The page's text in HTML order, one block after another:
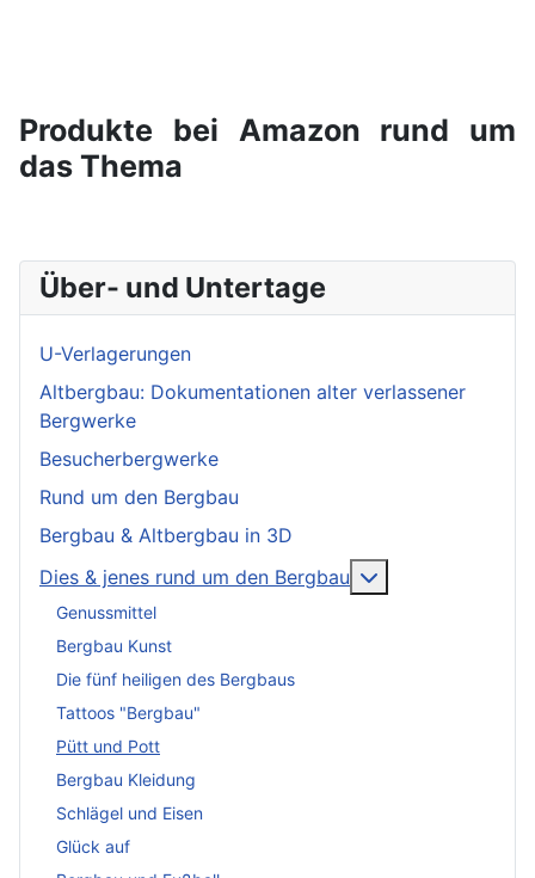
Produkte bei Amazon rund um
das Thema
Über- und Untertage
U-Verlagerungen
Altbergbau: Dokumentationen alter verlassener
Bergwerke
Besucherbergwerke
Rund um den Bergbau
Bergbau & Altbergbau in 3D
Dies & jenes rund um den Bergbau
Genussmittel
Bergbau Kunst
Die fünf heiligen des Bergbaus
Tattoos "Bergbau"
Pütt und Pott
Bergbau Kleidung
Schlägel und Eisen
Glück auf